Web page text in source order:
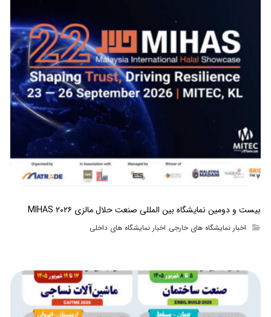
بیست و دومین نمایشگاه بین المللی صنعت حلال مالزی MIHAS ۲۰۲۶
اخبار نمایشگاه های خارجی, اخبار نمایشگاه های داخلی